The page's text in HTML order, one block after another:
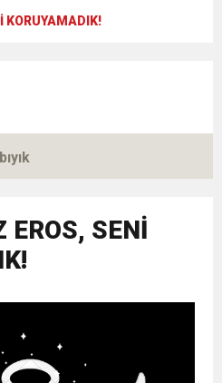
KORUYAMADIK!
EROS, SENİ